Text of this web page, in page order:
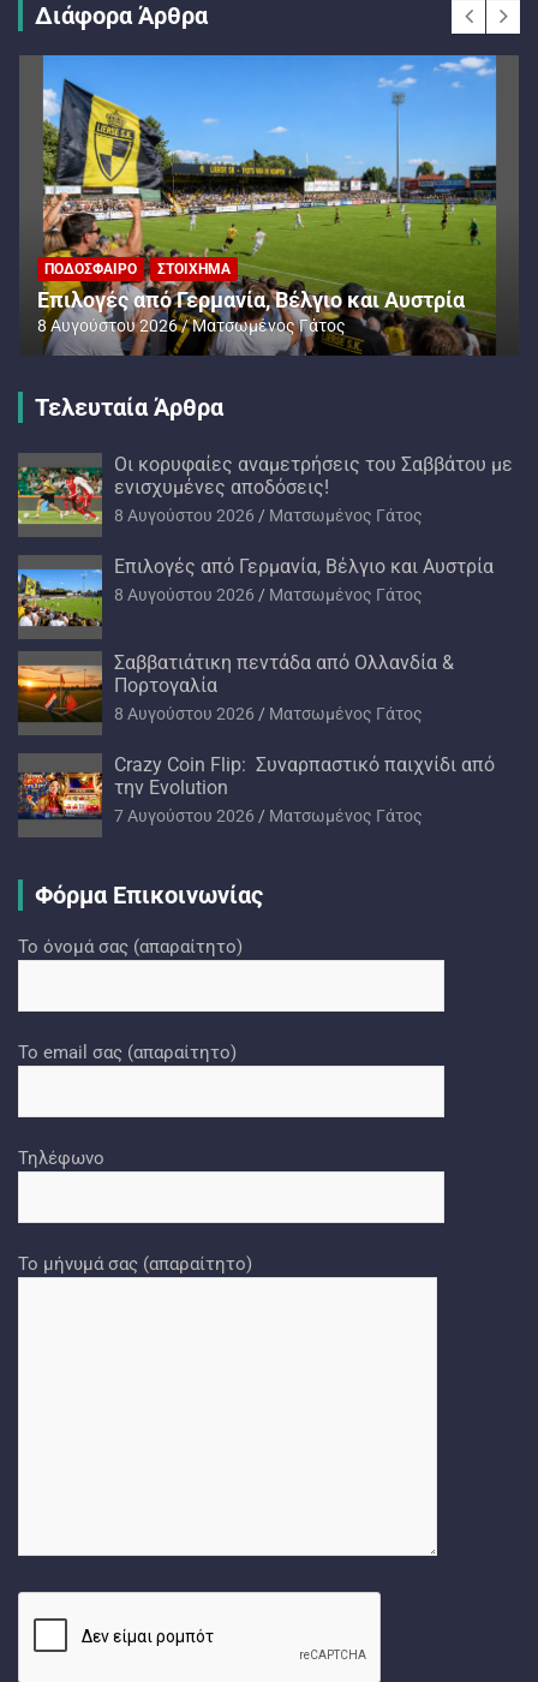
Διάφορα Άρθρα
ΠΟΔΌΣΦΑΙΡΟ ΣΤΟΊΧΗΜΑ
Επιλογές από Γερμανία, Βέλγιο και Αυστρία
8 Αυγούστου 2026 Ματσωμένος Γάτος
Τελευταία Άρθρα
Oι κορυφαίες αναμετρήσεις του Σαββάτου με
ενισχυμένες αποδόσεις!
8 Αυγούστου 2026 Ματσωμένος Γάτος
Επιλογές από Γερμανία, Βέλγιο και Αυστρία
8 Αυγούστου 2026 Ματσωμένος Γάτος
Σαββατιάτικη πεντάδα από Ολλανδία &
Πορτογαλία
8 Αυγούστου 2026 Ματσωμένος Γάτος
Crazy Coin Flip: Συναρπαστικό παιχνίδι από
την Evolution
7 Αυγούστου 2026 Ματσωμένος Γάτος
Φόρμα Επικοινωνίας
Το όνομά σας (απαραίτητο)
Το email σας (απαραίτητο)
Τηλέφωνο
Το μήνυμά σας (απαραίτητο)